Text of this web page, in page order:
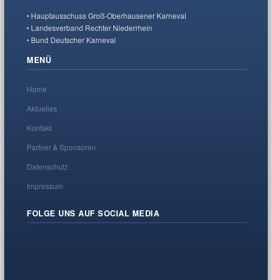
• Hauptausschuss Groß-Oberhausener Karneval
• Landesverband Rechter Niederrhein
• Bund Deutscher Karneval
MENÜ
Home
Aktuelles
Kontakt
Partner & Sponsoren
Datenschutz
Impressum
FOLGE UNS AUF SOCIAL MEDIA